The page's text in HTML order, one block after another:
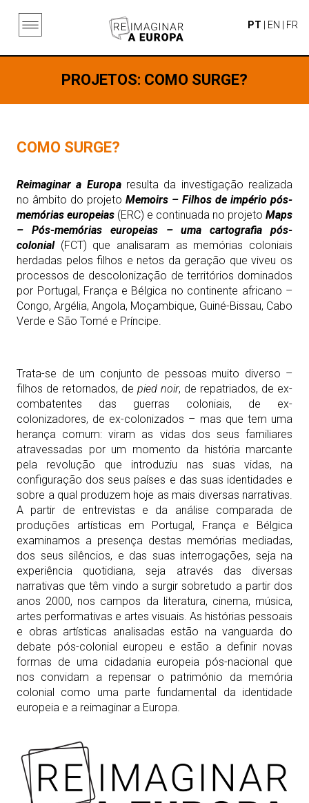
PT EN FR
PROJETOS: COMO SURGE?
COMO SURGE?
Reimaginar a Europaresulta da investigação realizada
no âmbito do projeto Memoirs – Filhos de império pós-
memórias europeias (ERC) e continuada no projeto Maps
– Pós-memórias europeias – uma cartografia pós-
colonial(FCT) que analisaram as memórias coloniais
herdadas pelos filhos e netos da geração que viveu os
processos de descolonização de territórios dominados
por Portugal, França e Bélgica no continente africano –
Congo, Argélia, Angola, Moçambique, Guiné-Bissau, Cabo
Verde e São Tomé e Príncipe.
Trata-se de um conjunto de pessoas muito diverso –
filhos de retornados, de pied noir, de repatriados, de ex-
combatentes das guerras coloniais, de ex-
colonizadores, de ex-colonizados – mas que tem uma
herança comum: viram as vidas dos seus familiares
atravessadas por um momento da história marcante
pela revolução que introduziu nas suas vidas, na
configuração dos seus países e das suas identidades e
sobre a qual produzem hoje as mais diversas narrativas.
A partir de entrevistas e da análise comparada de
produções artísticas em Portugal, França e Bélgica
examinamos a presença destas memórias mediadas,
dos seus silêncios, e das suas interrogações, seja na
experiência quotidiana, seja através das diversas
narrativas que têm vindo a surgir sobretudo a partir dos
anos 2000, nos campos da literatura, cinema, música,
artes performativas e artes visuais. As histórias pessoais
e obras artísticas analisadas estão na vanguarda do
debate pós-colonial europeu e estão a definir novas
formas de uma cidadania europeia pós-nacional que
nos convidam a repensar o património da memória
colonial como uma parte fundamental da identidade
europeia e a reimaginar a Europa.